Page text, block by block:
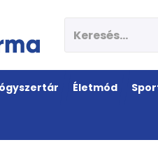
Életmód